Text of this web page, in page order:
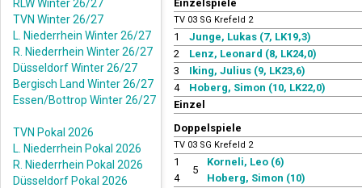
RLW Winter 26/27
TVN Winter 26/27
L. Niederrhein Winter 26/27
R. Niederrhein Winter 26/27
Düsseldorf Winter 26/27
Bergisch Land Winter 26/27
Essen/Bottrop Winter 26/27
TVN Pokal 2026
L. Niederrhein Pokal 2026
R. Niederrhein Pokal 2026
Düsseldorf Pokal 2026
Einzelspiele
TV 03 SG Krefeld 2
1
Junge, Lukas (7, LK19,3)
2
Lenz, Leonard (8, LK24,0)
3
Iking, Julius (9, LK23,6)
4
Hoberg, Simon (10, LK22,0)
Einzel
Doppelspiele
TV 03 SG Krefeld 2
1
4
5
Korneli, Leo (6)
Hoberg, Simon (10)